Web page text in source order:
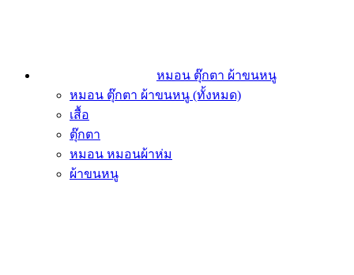
หมอน ตุ๊กตา ผ้าขนหนู
หมอน ตุ๊กตา ผ้าขนหนู (ทั้งหมด)
เสื้อ
ตุ๊กตา
หมอน หมอนผ้าห่ม
ผ้าขนหนู